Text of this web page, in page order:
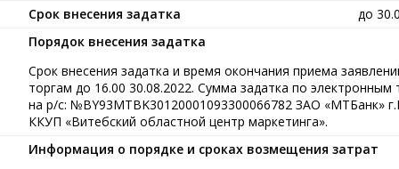
Срок внесения задатка
до
Порядок внесения задатка
Срок внесения задатка и время окончания приема
торгам до 16.00 30.08.2022. Сумма задатка по
на р/с: №BY93MTBK30120001093300066782 ЗАО «МТБанк»
ККУП «Витебский областной центр маркетинга».
Информация о порядке и сроках возмещения затрат